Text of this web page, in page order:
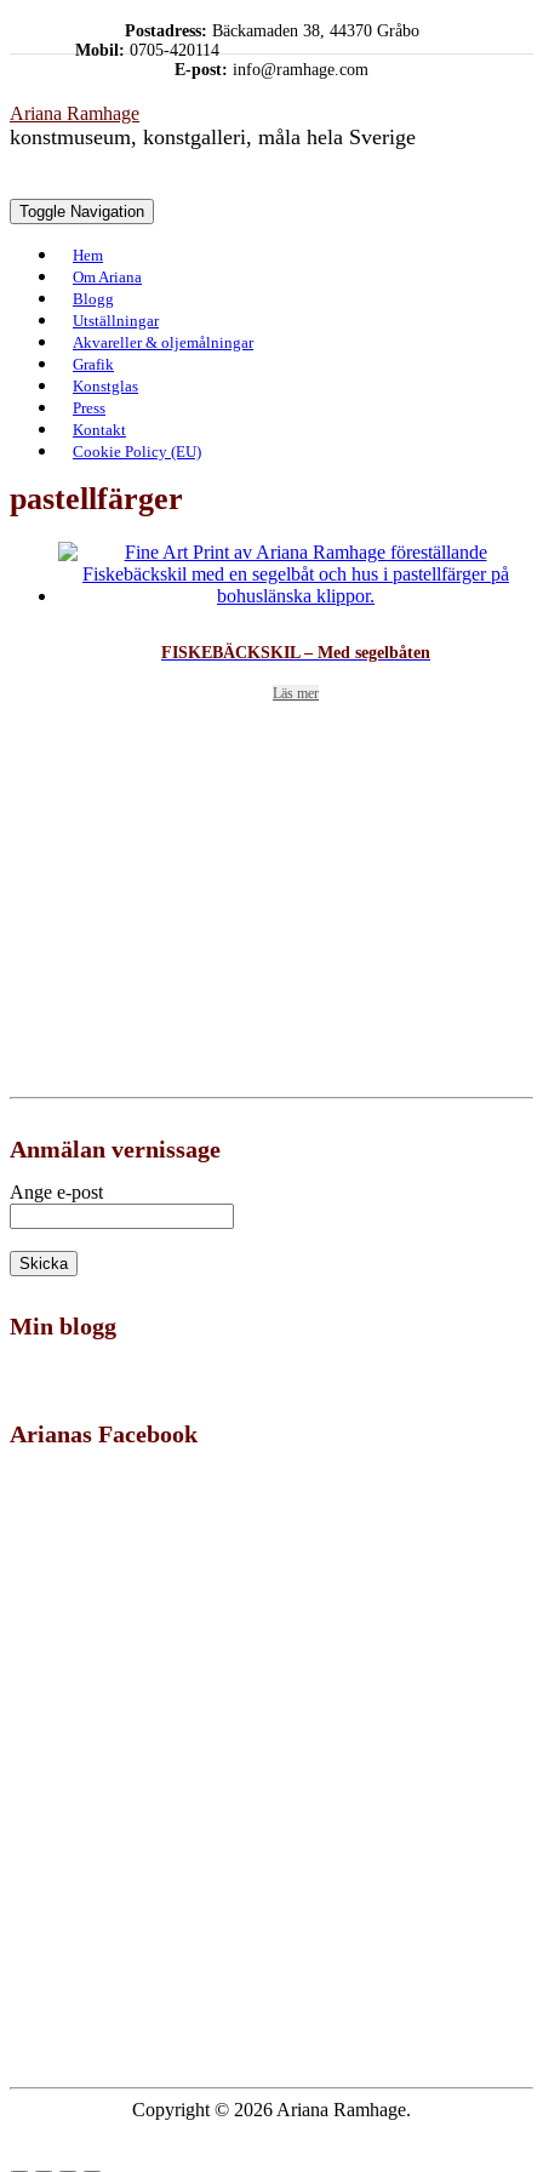
Postadress: Bäckamaden 38, 44370 Gråbo
Mobil:0705-420114
E-post: info@ramhage.com
Ariana Ramhage
konstmuseum, konstgalleri, måla hela Sverige
Toggle Navigation
Hem
Om Ariana
Blogg
Utställningar
Akvareller & oljemålningar
Grafik
Konstglas
Press
Kontakt
Cookie Policy (EU)
pastellfärger
FISKEBÄCKSKIL – Med segelbåten
Läs mer
Anmälan vernissage
Ange e-post
Min blogg
Arianas Facebook
Copyright © 2026 Ariana Ramhage.